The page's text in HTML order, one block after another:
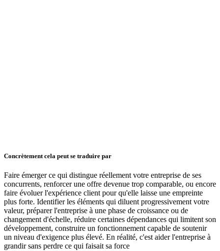
Concrètement cela peut se traduire par
Faire émerger ce qui distingue réellement votre entreprise de ses
concurrents, renforcer une offre devenue trop comparable, ou encore
faire évoluer l'expérience client pour qu'elle laisse une empreinte
plus forte. Identifier les éléments qui diluent progressivement votre
valeur, préparer l'entreprise à une phase de croissance ou de
changement d'échelle, réduire certaines dépendances qui limitent son
développement, construire un fonctionnement capable de soutenir
un niveau d'exigence plus élevé. En réalité, c'est aider l'entreprise à
grandir sans perdre ce qui faisait sa force